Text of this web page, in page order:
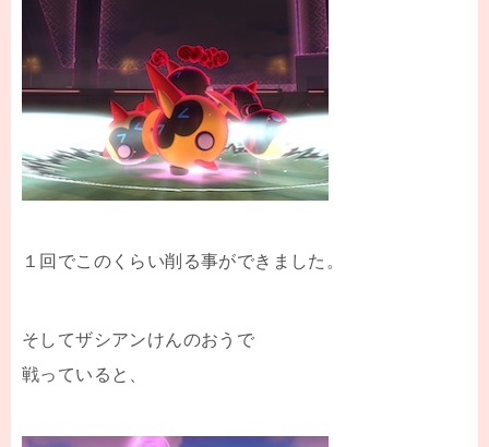
１回でこのくらい削る事ができました。
そしてザシアンけんのおうで
戦っていると、